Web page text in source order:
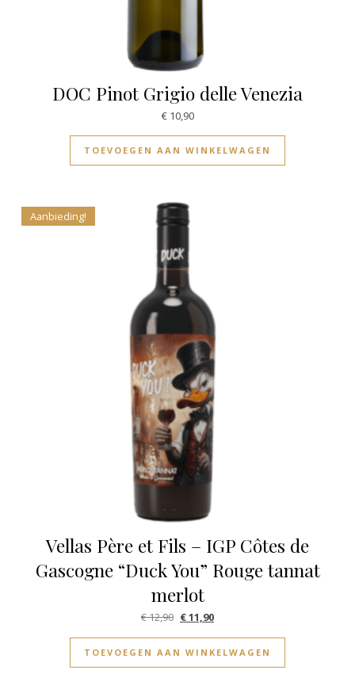
DOC Pinot Grigio delle Venezia
€10,90
TOEVOEGEN AAN WINKELWAGEN
Aanbieding!
Vellas Père et Fils – IGP Côtes de
Gascogne “Duck You” Rouge tannat
merlot
€12,90 Oorspronkelijke prijs was: € 12,90.
€11,90Huidige prijs is: € 11,90.
TOEVOEGEN AAN WINKELWAGEN